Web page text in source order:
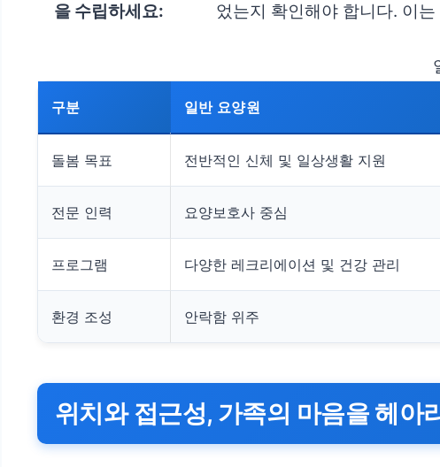
을 수립하세요:
었는지 확인해야 합니다. 이
구분 일반 요양원
돌봄 목표 전반적인 신체 및 일상생활 지원
전문 인력 요양보호사 중심
프로그램 다양한 레크리에이션 및 건강 관리
환경 조성 안락함 위주
위치와 접근성, 가족의 마음을 헤아